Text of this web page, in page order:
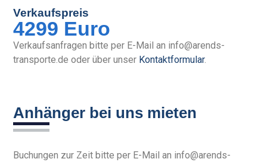
Verkaufspreis
4299 Euro
Verkaufsanfragen bitte per E-Mail an info@arends-
transporte.de oder über unser Kontaktformular.
Anhänger bei uns mieten
Buchungen zur Zeit bitte per E-Mail an info@arends-